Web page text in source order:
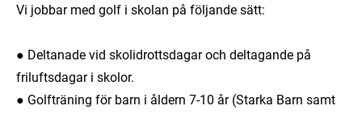
Vi jobbar med golf i skolan på följande sätt:
● Deltanade vid skolidrottsdagar och deltagande på
friluftsdagar i skolor.
● Golfträning för barn i åldern 7-10 år (Starka Barn samt